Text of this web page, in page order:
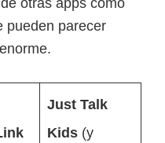
otras apps como
pueden parecer
Just Talk
Kids (y